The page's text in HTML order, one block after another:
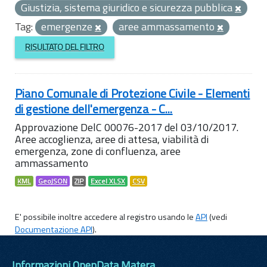
Giustizia, sistema giuridico e sicurezza pubblica
Tag: emergenze aree ammassamento
RISULTATO DEL FILTRO
Piano Comunale di Protezione Civile - Elementi
di gestione dell'emergenza - C...
Approvazione DelC 00076-2017 del 03/10/2017.
Aree accoglienza, aree di attesa, viabilità di
emergenza, zone di confluenza, aree
ammassamento
KML GeoJSON ZIP Excel XLSX CSV
E' possibile inoltre accedere al registro usando leAPI(vedi
Documentazione API).